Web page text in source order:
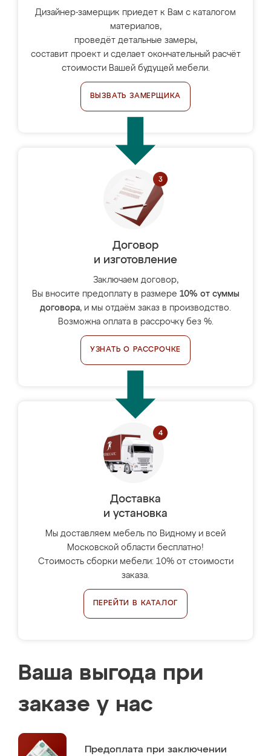
Дизайнер-замерщик приедет к Вам с каталогом
материалов,
проведёт детальные замеры,
составит проект и сделает окончательный расчёт
стоимости Вашей будущей мебели.
ВЫЗВАТЬ ЗАМЕРЩИКА
Договор
и изготовление
Заключаем договор,
Вы вносите предоплату в размере 10% от суммы
договора, и мы отдаём заказ в производство.
Возможна оплата в рассрочку без %.
УЗНАТЬ О РАССРОЧКЕ
Доставка
и установка
Мы доставляем мебель по Видному и всей
Московской области бесплатно!
Стоимость сборки мебели: 10% от стоимости
заказа.
ПЕРЕЙТИ В КАТАЛОГ
Ваша выгода при
заказе у нас
Предоплата при заключении